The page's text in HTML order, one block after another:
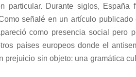
particular. Durante siglos,
señalé en un artículo
como presencia social pero
países europeos donde el
sin objeto: una gramática